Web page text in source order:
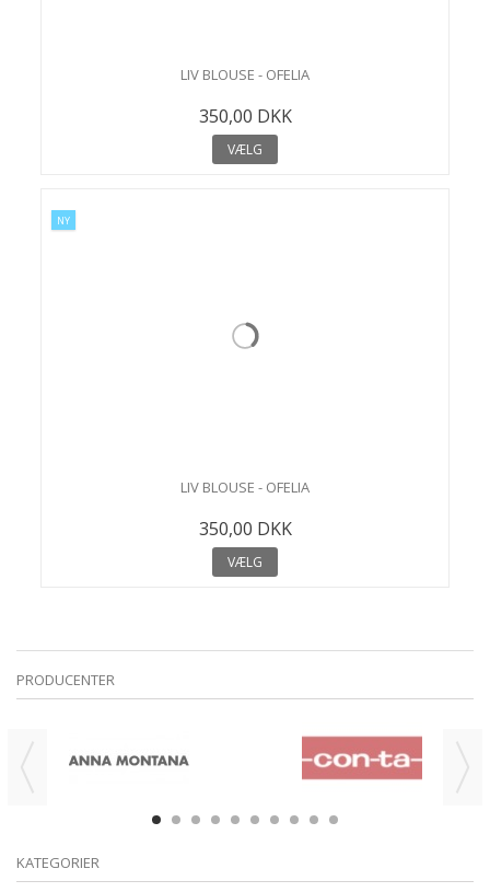
LIV BLOUSE - OFELIA
350,00 DKK
VÆLG
NY
LIV BLOUSE - OFELIA
350,00 DKK
VÆLG
-200,00 DKK
-145,00 DKK
PRODUCENTER
KATEGORIER